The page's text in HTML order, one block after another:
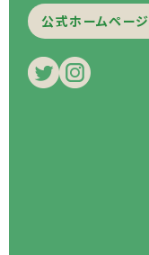
公式ホームページ